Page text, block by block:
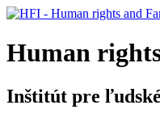
Human
Inštitút pre